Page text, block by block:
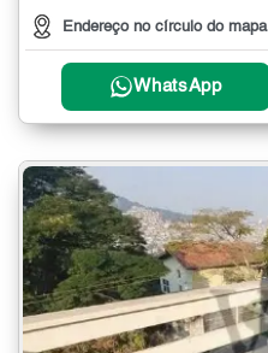
Endereço no círculo do mapa
WhatsApp